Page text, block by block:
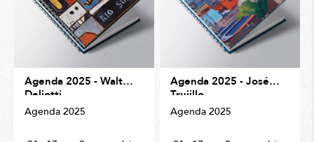
Agenda 2025 - Walter
Deliotti
Agenda 2025
Agenda 2025 - José
Trujillo
Agenda 2025